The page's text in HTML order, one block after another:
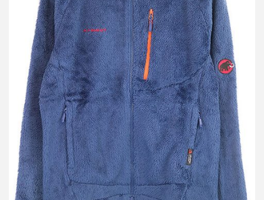
マムート THERMAL PRO GOBLIN JACKET フリースジャケット
買取金額 3,600円
詳しく見る